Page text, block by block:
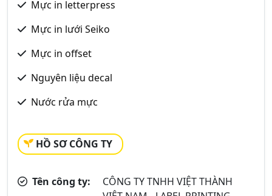
Mực in letterpress
Mực in lưới Seiko
Mực in offset
Nguyên liệu decal
Nước rửa mực
HỒ SƠ CÔNG TY
Tên công ty:
CÔNG TY TNHH VIỆT THÀNH